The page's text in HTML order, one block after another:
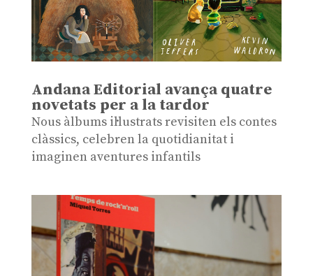
Andana Editorial avança quatre
novetats per a la tardor
Nous àlbums il·lustrats revisiten els contes
clàssics, celebren la quotidianitat i
imaginen aventures infantils